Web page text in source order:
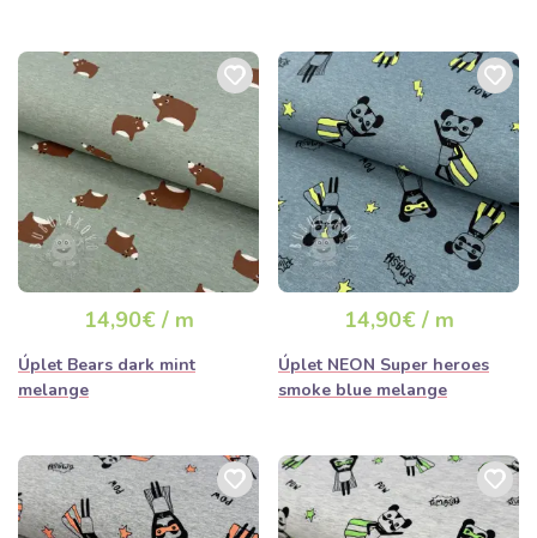
14,90€ / m
Úplet Bears dark mint
melange
14,90€ / m
Úplet NEON Super heroes
smoke blue melange